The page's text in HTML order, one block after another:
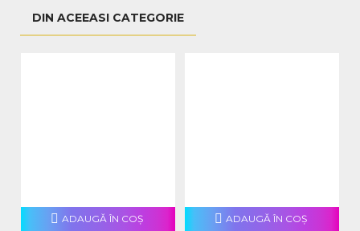
DIN ACEEASI CATEGORIE
ADAUGĂ ÎN COŞ ADAUGĂ ÎN COŞ